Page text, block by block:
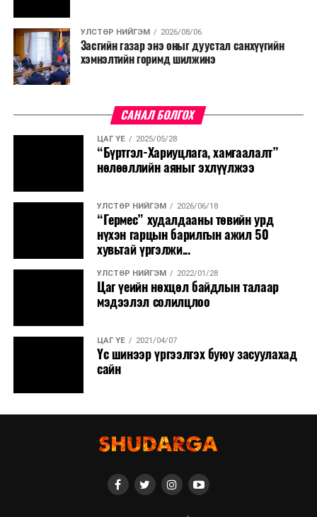
УЛСТӨР НИЙГЭМ 2026/08/06
Засгийн газар энэ оныг дуустал санхүүгийн
хэмнэлтийн горимд шилжинэ
САНАЛ БОЛГОХ
ЦАГ ҮЕ 2025/05/28
“Бүртгэл-Хариуцлага, хамгаалалт”
нөлөөллийн аяныг эхлүүлжээ
УЛСТӨР НИЙГЭМ 2026/06/18
“Гермес” худалдааны төвийн урд
нүхэн гарцын барилгын ажил 50
хувьтай үргэлжи...
УЛСТӨР НИЙГЭМ 2022/01/28
Цаг үеийн нөхцөл байдлын талаар
мэдээлэл солилцлоо
ЦАГ ҮЕ 2021/04/07
Үс шинээр үргээлгэх буюу засуулахад
сайн